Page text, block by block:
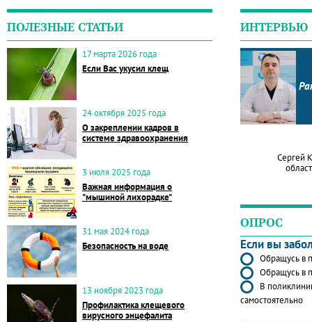
ПОЛЕЗНЫЕ СТАТЬИ
17 марта 2026 года
Если Вас укусил клещ
24 октября 2025 года
О закреплении кадров в
системе здравоохранения
3 июля 2025 года
Важная информация о
"мышиной лихорадке"
31 мая 2024 года
Безопасность на воде
13 ноября 2023 года
Профилактика клещевого
вирусного энцефалита
ИНТЕРВЬЮ
Сергей
ОПРОС
Если вы
Обращусь в
Обращусь в
В
самостоятельно